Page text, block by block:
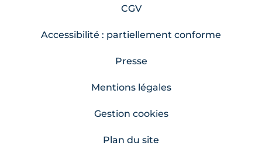
CGV
Accessibilité : partiellement conforme
Presse
Mentions légales
Gestion cookies
Plan du site